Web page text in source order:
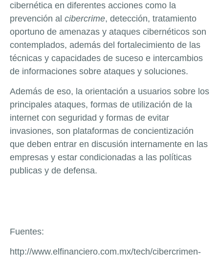
cibernética en diferentes acciones como la
prevención al cibercrime, detección, tratamiento
oportuno de amenazas y ataques cibernéticos son
contemplados, además del fortalecimiento de las
técnicas y capacidades de suceso e intercambios
de informaciones sobre ataques y soluciones.
Además de eso, la orientación a usuarios sobre los
principales ataques, formas de utilización de la
internet con seguridad y formas de evitar
invasiones, son plataformas de concientización
que deben entrar en discusión internamente en las
empresas y estar condicionadas a las políticas
publicas y de defensa.
Fuentes:
http://www.elfinanciero.com.mx/tech/cibercrimen-